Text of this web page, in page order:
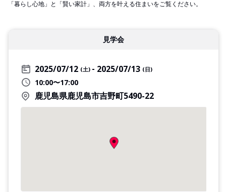
「暮らし心地」と「賢い家計」、両方を叶える住まいをご覧ください。
見学会
2025/07/12 (土) 2025/07/13 (日)
10:00〜17:00
鹿児島県鹿児島市吉野町5490-22